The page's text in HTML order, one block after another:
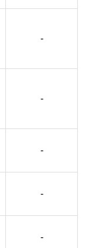
-
-
-
-
-